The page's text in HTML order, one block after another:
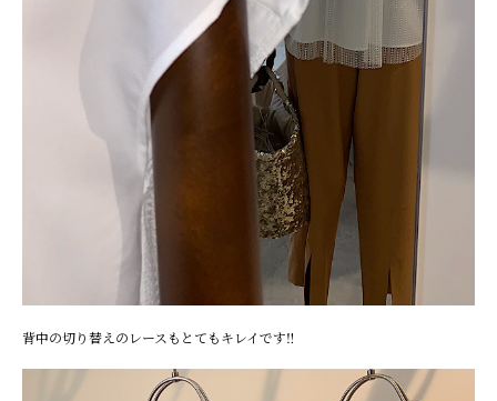
背中の切り替えのレースもとてもキレイです‼︎